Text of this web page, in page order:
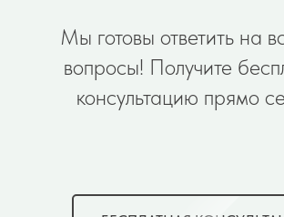
Мы готовы ответить на
вопросы! Получите
консультацию прямо